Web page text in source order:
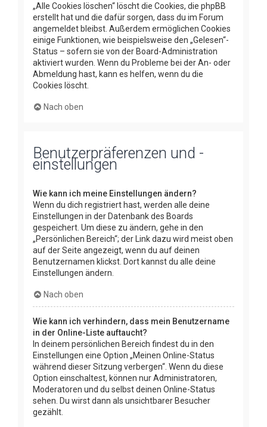
„Alle Cookies löschen“ löscht die Cookies, die phpBB
erstellt hat und die dafür sorgen, dass du im Forum
angemeldet bleibst. Außerdem ermöglichen Cookies
einige Funktionen, wie beispielsweise den „Gelesen“-
Status – sofern sie von der Board-Administration
aktiviert wurden. Wenn du Probleme bei der An- oder
Abmeldung hast, kann es helfen, wenn du die
Cookies löscht.
Nach oben
Benutzerpräferenzen und -
einstellungen
Wie kann ich meine Einstellungen ändern?
Wenn du dich registriert hast, werden alle deine
Einstellungen in der Datenbank des Boards
gespeichert. Um diese zu ändern, gehe in den
„Persönlichen Bereich“; der Link dazu wird meist oben
auf der Seite angezeigt, wenn du auf deinen
Benutzernamen klickst. Dort kannst du alle deine
Einstellungen ändern.
Nach oben
Wie kann ich verhindern, dass mein Benutzername
in der Online-Liste auftaucht?
In deinem persönlichen Bereich findest du in den
Einstellungen eine Option „Meinen Online-Status
während dieser Sitzung verbergen“. Wenn du diese
Option einschaltest, können nur Administratoren,
Moderatoren und du selbst deinen Online-Status
sehen. Du wirst dann als unsichtbarer Besucher
gezählt.